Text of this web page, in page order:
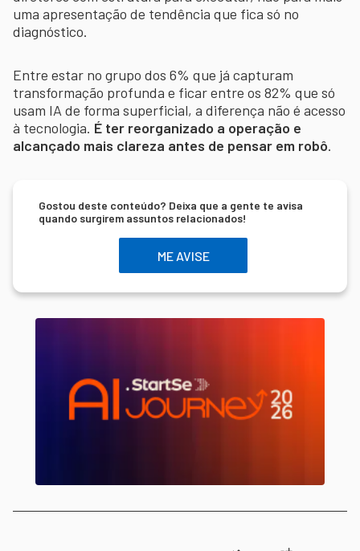
uma apresentação de tendência que fica só no
diagnóstico.
Entre estar no grupo dos 6% que já capturam
transformação profunda e ficar entre os 82% que só
usam IA de forma superficial, a diferença não é acesso
à tecnologia. É ter reorganizado a operação e
alcançado mais clareza antes de pensar em robô.
Gostou deste conteúdo? Deixa que a gente te avisa
quando surgirem assuntos relacionados!
ME AVISE